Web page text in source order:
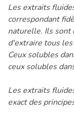
Les extraits
correspondant
naturelle. Ils sont
d'extraire tous
Ceux solubles
ceux solubles
Les extraits
exact des